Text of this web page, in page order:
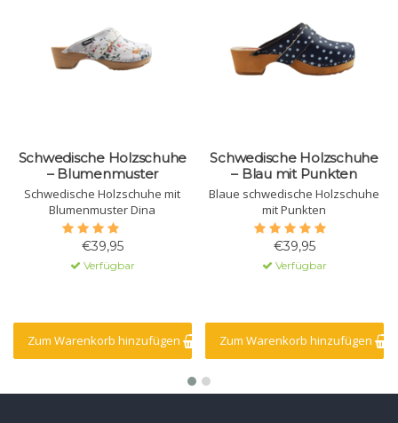
Schwedische Holzschuhe
– Blumenmuster
Schwedische Holzschuhe mit
Blumenmuster Dina
€39,95
Verfügbar
Zum Warenkorb hinzufügen
Schwedische Holzschuhe
– Blau mit Punkten
Blaue schwedische Holzschuhe
mit Punkten
€39,95
Verfügbar
Zum Warenkorb hinzufügen